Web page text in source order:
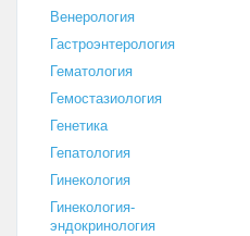
Венерология
Гастроэнтерология
Гематология
Гемостазиология
Генетика
Гепатология
Гинекология
Гинекология-
эндокринология